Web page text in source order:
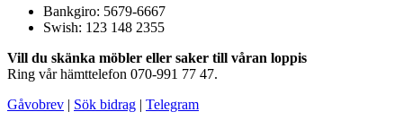
Bankgiro: 5679-6667
Swish: 123 148 2355
Vill du skänka möbler eller saker till våran loppis
Ring vår hämttelefon 070-991 77 47.
Gåvobrev | Sök bidrag | Telegram